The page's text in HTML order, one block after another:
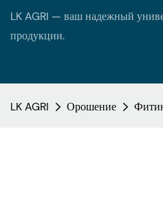
LK AGRI — ваш надежный
продукции.
LK AGRI Орошение